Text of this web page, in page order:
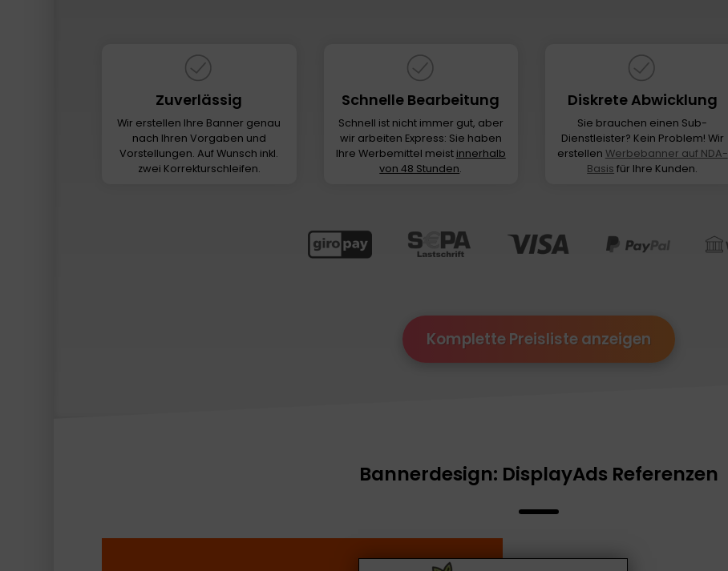
Zuverlässig
Wir erstellen Ihre Banner genau
nach Ihren Vorgaben und
Vorstellungen. Auf Wunsch inkl.
zwei Korrekturschleifen.
Schnelle Bearbeitung
Schnell ist nicht immer gut, aber
wir arbeiten Express: Sie haben
Ihre Werbemittel meist innerhalb
von 48 Stunden.
Diskrete Abwicklung
Sie brauchen einen Sub-
Dienstleister? Kein Problem! Wir
erstellen Werbebanner auf NDA-
Basis für Ihre Kunden.
Komplette Preisliste anzeigen
Bannerdesign: DisplayAds Referenzen